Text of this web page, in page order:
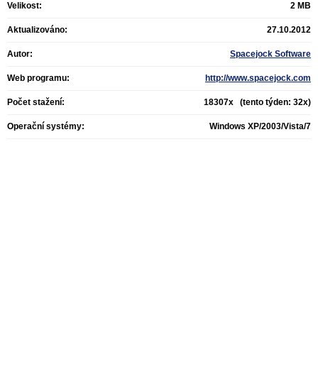
Velikost: 2 MB
Aktualizováno: 27.10.2012
Autor: Spacejock Software
Web programu: http://www.spacejock.com
Počet stažení: 18307x (tento týden: 32x)
Operační systémy: Windows XP/2003/Vista/7